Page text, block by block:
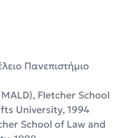
Πανεπιστήμιο
Fletcher School
University, 1994
School of Law and